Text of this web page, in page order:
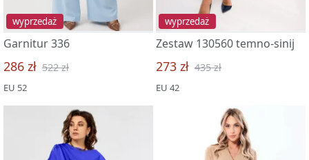
wyprzedaż
Garnitur 336
286 zł 522 zł
EU 52
wyprzedaż
Zestaw 130560 temno-sinij
273 zł 435 zł
EU 42